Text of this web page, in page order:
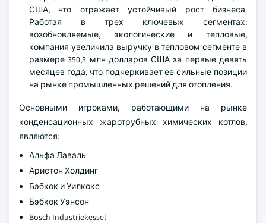
США, что отражает устойчивый рост бизнеса.
Работая в трех ключевых сегментах:
возобновляемые, экологические и тепловые,
компания увеличила выручку в тепловом сегменте в
размере 350,3 млн долларов США за первые девять
месяцев года, что подчеркивает ее сильные позиции
на рынке промышленных решений для отопления.
Основными игроками, работающими на рынке
конденсационных жаротрубных химических котлов,
являются:
Альфа Лаваль
Аристон Холдинг
Бэбкок и Уилкокс
Бэбкок Уэнсон
Bosch Industriekessel